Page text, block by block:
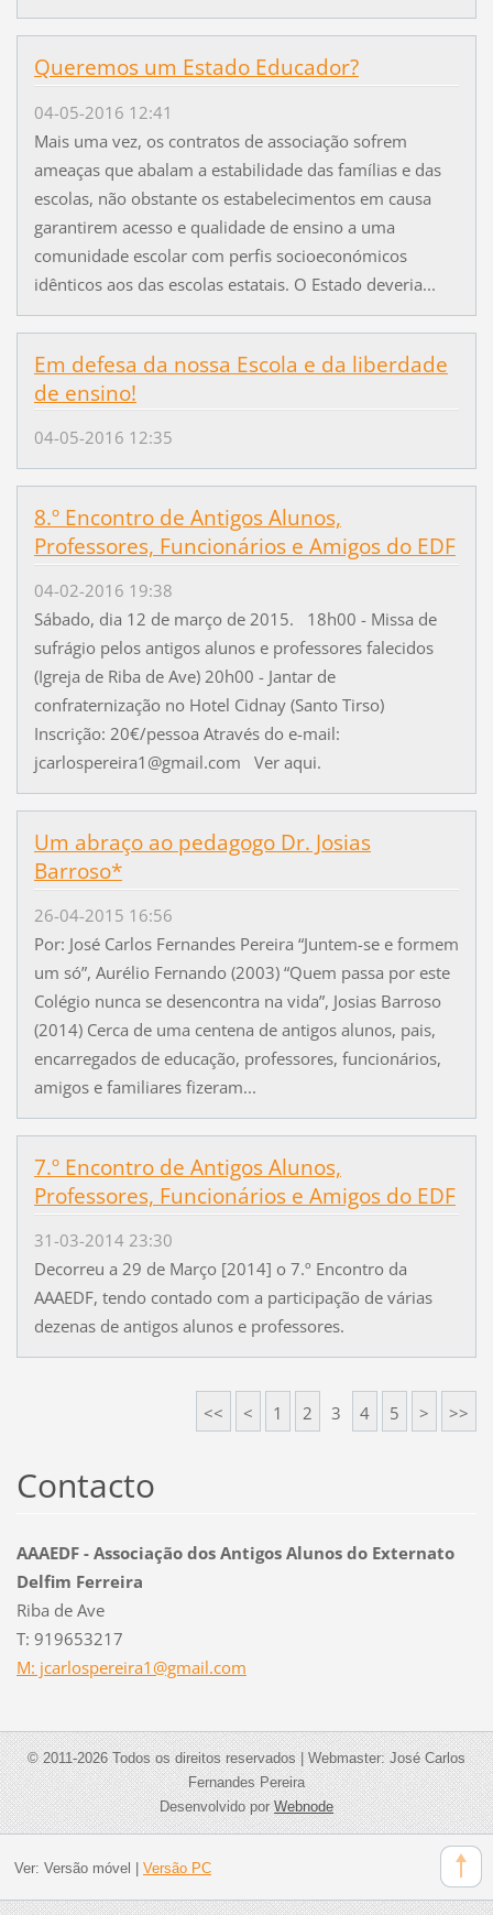
Queremos um Estado Educador?
04-05-2016 12:41
Mais uma vez, os contratos de associação sofrem
ameaças que abalam a estabilidade das famílias e das
escolas, não obstante os estabelecimentos em causa
garantirem acesso e qualidade de ensino a uma
comunidade escolar com perfis socioeconómicos
idênticos aos das escolas estatais. O Estado deveria...
Em defesa da nossa Escola e da liberdade
de ensino!
04-05-2016 12:35
8.º Encontro de Antigos Alunos,
Professores, Funcionários e Amigos do EDF
04-02-2016 19:38
Sábado, dia 12 de março de 2015. 18h00 - Missa de
sufrágio pelos antigos alunos e professores falecidos
(Igreja de Riba de Ave) 20h00 - Jantar de
confraternização no Hotel Cidnay (Santo Tirso)
Inscrição: 20€/pessoa Através do e-mail:
jcarlospereira1@gmail.com Ver aqui.
Um abraço ao pedagogo Dr. Josias
Barroso*
26-04-2015 16:56
Por: José Carlos Fernandes Pereira “Juntem-se e formem
um só”, Aurélio Fernando (2003) “Quem passa por este
Colégio nunca se desencontra na vida”, Josias Barroso
(2014) Cerca de uma centena de antigos alunos, pais,
encarregados de educação, professores, funcionários,
amigos e familiares fizeram...
7.º Encontro de Antigos Alunos,
Professores, Funcionários e Amigos do EDF
31-03-2014 23:30
Decorreu a 29 de Março [2014] o 7.º Encontro da
AAAEDF, tendo contado com a participação de várias
dezenas de antigos alunos e professores.
<< < 1 2 3 4 5 > >>
Contacto
AAAEDF - Associação dos Antigos Alunos do Externato
Delfim Ferreira
Riba de Ave
T: 919653217
M: jcarlospereira1@gmail.com
© 2011-2026 Todos os direitos reservados | Webmaster: José Carlos
Fernandes Pereira
Desenvolvido porWebnode
Ver: Versão móvel | Versão PC